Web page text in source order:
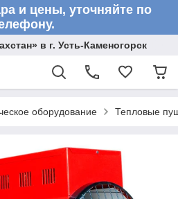
и цены, уточняйте по
в г. Усть-Каменогорск
оборудование Тепловые